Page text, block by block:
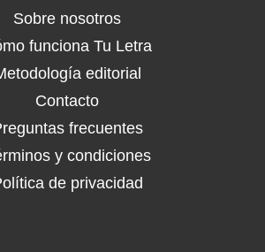
Sobre nosotros
funciona Tu Letra
editorial
Contacto
frecuentes
y condiciones
de privacidad